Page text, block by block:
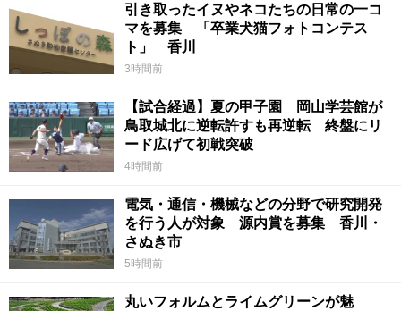
引き取ったイヌやネコたちの日常の一コ
マを募集 「卒業犬猫フォトコンテス
ト」 香川
3時間前
【試合経過】夏の甲子園 岡山学芸館が
鳥取城北に逆転許すも再逆転 終盤にリ
ード広げて初戦突破
4時間前
電気・通信・機械などの分野で研究開発
を行う人が対象 源内賞を募集 香川・
さぬき市
5時間前
丸いフォルムとライムグリーンが魅